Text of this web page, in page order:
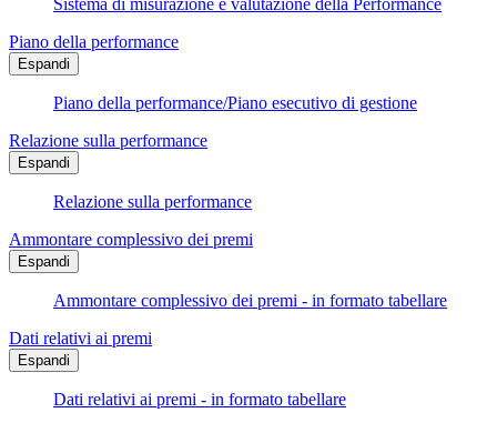
Sistema di misurazione e valutazione della Performance
Piano della performance
Espandi
Piano della performance/Piano esecutivo di gestione
Relazione sulla performance
Espandi
Relazione sulla performance
Ammontare complessivo dei premi
Espandi
Ammontare complessivo dei premi - in formato tabellare
Dati relativi ai premi
Espandi
Dati relativi ai premi - in formato tabellare